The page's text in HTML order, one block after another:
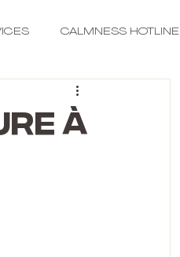
CALMNESS HOTLINE
à